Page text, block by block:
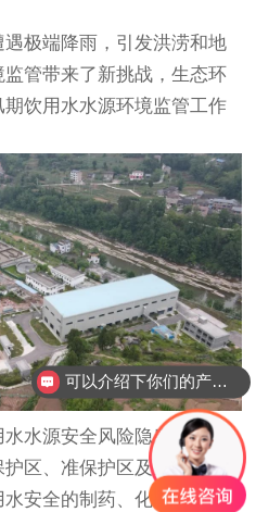
极端降雨，引发洪涝和地
管带来了新挑战，生态环
饮用水水源环境监管工作
水源安全风险隐患的排
区、准保护区及上游地区
安全的制药、化工、制
可以介绍下你们的产品么？